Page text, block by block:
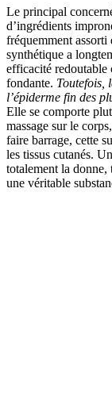
Le principal
d’ingrédients
fréquemment
synthétique a
efficacité redoutable
fondante. Toutefois,
l’épiderme fin des
Elle se comporte
massage sur le
faire barrage, cette
les tissus cutanés.
totalement la donne,
une véritable